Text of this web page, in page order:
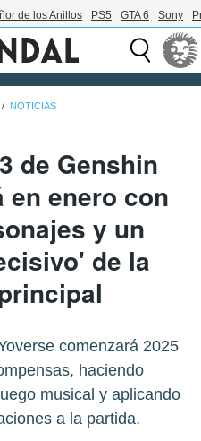
de los Anillos PS5 GTA 6 Sony
NOTICIAS
de Genshin
en enero con
y un
de la
comenzará 2025
haciendo
musical y aplicando
a la partida.